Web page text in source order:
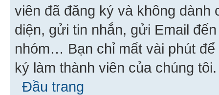
viên đã đăng ký và không
diện, gửi tin nhắn, gửi Email
nhóm… Bạn chỉ mất vài phút
ký làm thành viên của chúng tôi.
Đầu trang